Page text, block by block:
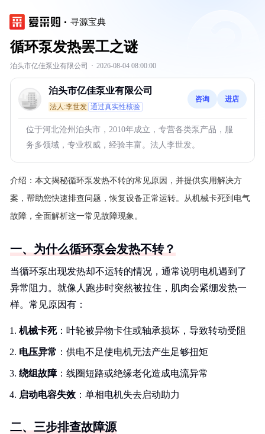
寻源宝典
循环泵发热罢工之谜
泊头市亿佳泵业有限公司 · 2026-08-04 08:00:00
泊头市亿佳泵业有限公司
法人:李世发 通过真实性核验
咨询 进店
位于河北沧州泊头市，2010年成立，专营各类泵产品，服
务多领域，专业权威，经验丰富。法人李世发。
介绍： 本文揭秘循环泵发热不转的常见原因，并提供实用解决方
案，帮助您快速排查问题，恢复设备正常运转。从机械卡死到电气
故障，全面解析这一常见故障现象。
一、为什么循环泵会发热不转？
当循环泵出现发热却不运转的情况，通常说明电机遇到了
异常阻力。就像人跑步时突然被拉住，肌肉会紧绷发热一
样。常见原因有：
机械卡死：叶轮被异物卡住或轴承损坏，导致转动受阻
电压异常 ：供电不足使电机无法产生足够扭矩
绕组故障：线圈短路或绝缘老化造成电流异常
启动电容失效 ：单相电机失去启动助力
二、三步排查故障源